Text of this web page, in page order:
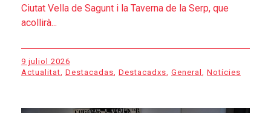
Ciutat Vella de Sagunt i la Taverna de la Serp, que
acollirà...
9 juliol 2026
Actualitat Destacadas Destacadxs General Notícies